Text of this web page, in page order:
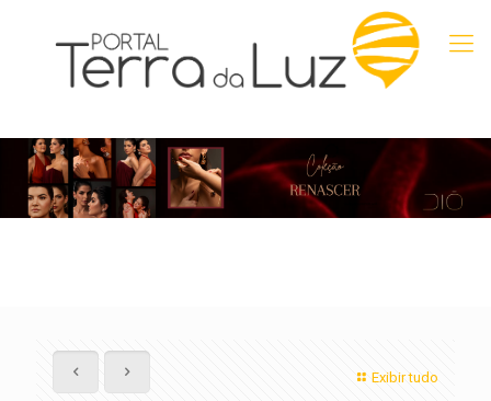
Exibir tudo